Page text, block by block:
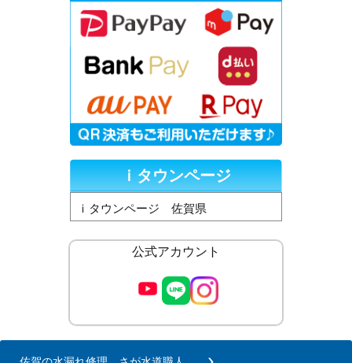
ｉタウンページ
ｉタウンページ 佐賀県
公式アカウント